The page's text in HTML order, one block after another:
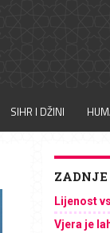
SIHR I DŽINI
Lijenost
Vjera je